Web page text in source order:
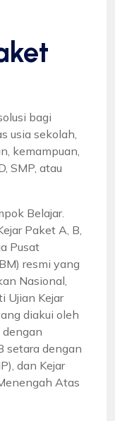
bagi
usia sekolah,
kemampuan,
SMP, atau
Belajar.
Paket A, B,
Pusat
resmi yang
Nasional,
Ujian Kejar
diakui oleh
setara dengan
dan Kejar
Atas